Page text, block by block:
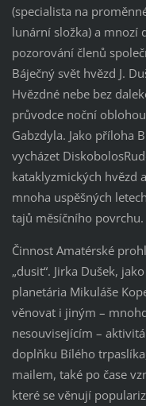
(specialista na
lunární složka) a mnozí
pozorování členů
Báječný svět hvězd J.
Hvězdné nebe bez
průvodce noční
Gabzdyla. Jako příloha
vycházet
kataklyzmických hvězd
mnoha uspěšných
tajů měsíčního povrchu.
Činnost Amatérské
„dusit“. Jirka Dušek,
planetária Mikuláše
věnovat i jiným –
nesouvisejícím –
doplňku Bílého
mailem, také po čase
které se věnují